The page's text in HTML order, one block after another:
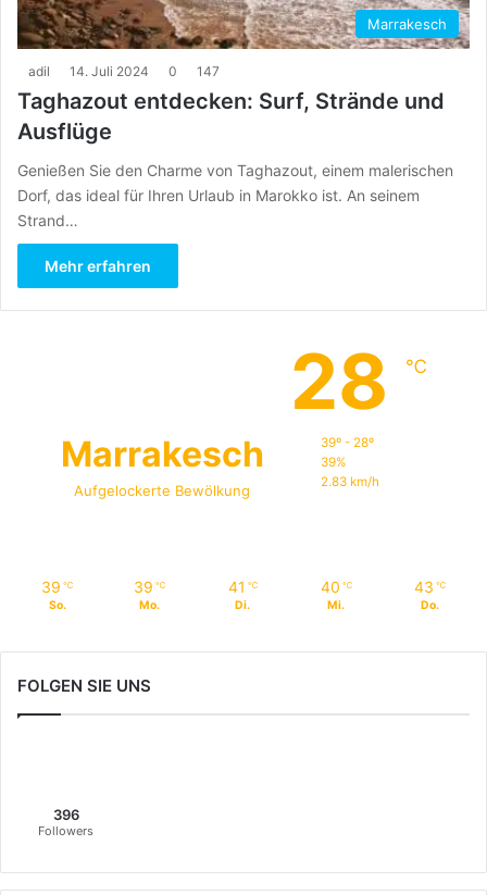
Marrakesch
adil 14. Juli 2024 0 147
Taghazout entdecken: Surf, Strände und
Ausflüge
Genießen Sie den Charme von Taghazout, einem malerischen
Dorf, das ideal für Ihren Urlaub in Marokko ist. An seinem
Strand…
Mehr erfahren
Marrakesch
Aufgelockerte Bewölkung
28 ℃
39º - 28º
39%
2.83 km/h
39 ℃
So.
39 ℃
Mo.
41 ℃
Di.
40 ℃
Mi.
43 ℃
Do.
FOLGEN SIE UNS
396
Followers